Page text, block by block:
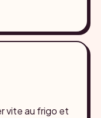
vite au frigo et